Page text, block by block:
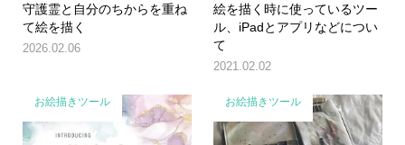
守護霊と自分のちからを重ね
て絵を描く
2026.02.06
絵を描く時に使っているツー
ル、iPadとアプリなどについ
て
2021.02.02
お絵描きツール お絵描きツール